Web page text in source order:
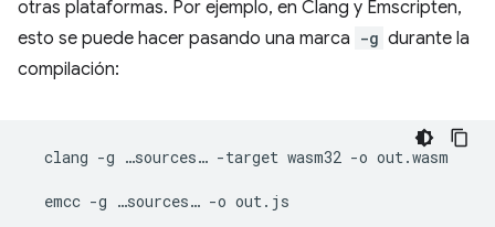
otras plataformas. Por ejemplo, en Clang y Emscripten,
esto se puede hacer pasando una marca -g durante la
compilación:
clang -g …sources… -target wasm32 -o out.wasm
emcc -g …sources… -o